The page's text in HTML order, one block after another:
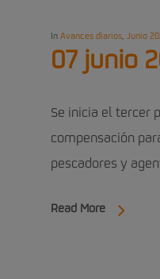
In Avances diarios, Junio
07 junio
Se inicia el tercer
compensación
pescadores y
Read More